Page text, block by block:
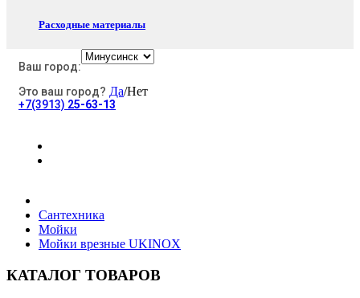
Расходные материалы
Электротовары
Ваш город:
Это ваш город? Да/Нет
+7(3913) 25-63-13
Сантехника
Мойки
Мойки врезные UKINOX
КАТАЛОГ ТОВАРОВ